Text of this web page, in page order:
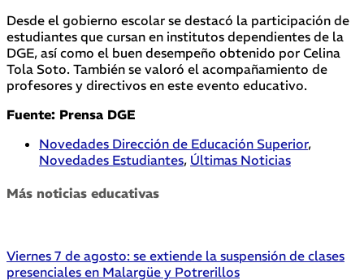
Desde el gobierno escolar se destacó la participación de
estudiantes que cursan en institutos dependientes de la
DGE, así como el buen desempeño obtenido por Celina
Tola Soto. También se valoró el acompañamiento de
profesores y directivos en este evento educativo.
Fuente: Prensa DGE
Novedades Dirección de Educación Superior,
Novedades Estudiantes, Últimas Noticias
Más noticias educativas
Viernes 7 de agosto: se extiende la suspensión de clases
presenciales en Malargüe y Potrerillos